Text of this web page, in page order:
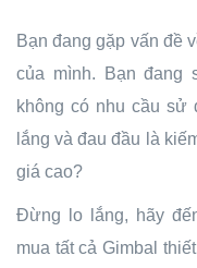
Bạn đang gặp vấn đề
của mình. Bạn đang
không có nhu cầu sử
lắng và đau đầu là
giá cao?
Đừng lo lắng, hãy
mua tất cả Gimbal